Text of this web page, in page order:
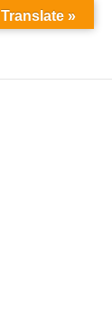
Translate »